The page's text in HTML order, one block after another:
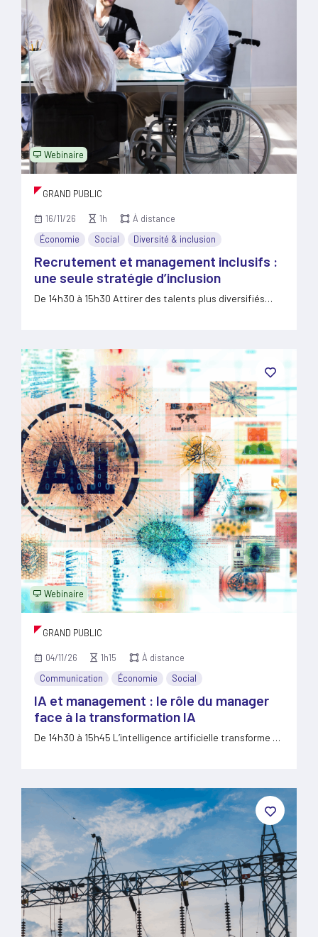
Webinaire
GRAND PUBLIC
16/11/26 1h
À distance
Économie
Social Diversité & inclusion
Recrutement et management inclusifs :
une seule stratégie d’inclusion
De 14h30 à 15h30 Attirer des talents plus diversifiés
Webinaire
GRAND PUBLIC
04/11/26 1h15
À distance
Communication
Économie Social
IA et management : le rôle du manager
face à la transformation IA
De 14h30 à 15h45 L’intelligence artificielle transforme en